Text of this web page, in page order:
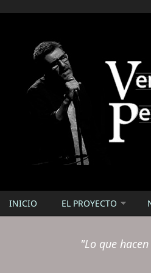
INICIO EL PROYECTO
"Lo que